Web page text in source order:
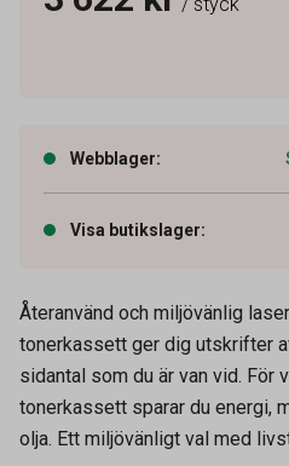
Webblager:
Visa butikslager:
Återanvänd och miljövänlig
tonerkassett ger dig utskrifter
sidantal som du är van vid. För
tonerkassett sparar du energi,
olja. Ett miljövänligt val med